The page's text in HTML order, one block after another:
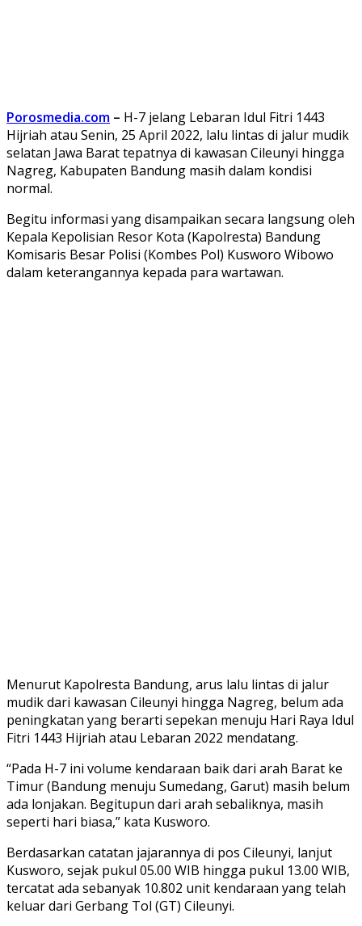
Porosmedia.com – H-7 jelang Lebaran Idul Fitri 1443
Hijriah atau Senin, 25 April 2022, lalu lintas di jalur mudik
selatan Jawa Barat tepatnya di kawasan Cileunyi hingga
Nagreg, Kabupaten Bandung masih dalam kondisi
normal.
Begitu informasi yang disampaikan secara langsung oleh
Kepala Kepolisian Resor Kota (Kapolresta) Bandung
Komisaris Besar Polisi (Kombes Pol) Kusworo Wibowo
dalam keterangannya kepada para wartawan.
Menurut Kapolresta Bandung, arus lalu lintas di jalur
mudik dari kawasan Cileunyi hingga Nagreg, belum ada
peningkatan yang berarti sepekan menuju Hari Raya Idul
Fitri 1443 Hijriah atau Lebaran 2022 mendatang.
“Pada H-7 ini volume kendaraan baik dari arah Barat ke
Timur (Bandung menuju Sumedang, Garut) masih belum
ada lonjakan. Begitupun dari arah sebaliknya, masih
seperti hari biasa,” kata Kusworo.
Berdasarkan catatan jajarannya di pos Cileunyi, lanjut
Kusworo, sejak pukul 05.00 WIB hingga pukul 13.00 WIB,
tercatat ada sebanyak 10.802 unit kendaraan yang telah
keluar dari Gerbang Tol (GT) Cileunyi.